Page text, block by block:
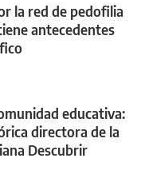
la red de pedofilia
antecedentes
educativa:
directora de la
Descubrir